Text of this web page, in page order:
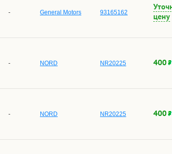
- General Motors 93165162
цену
- NORD NR20225 400
- NORD NR20225 400